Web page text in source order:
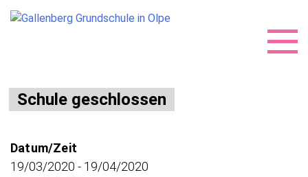
Skip
Schule geschlossen
Datum/Zeit
19/03/2020 - 19/04/2020